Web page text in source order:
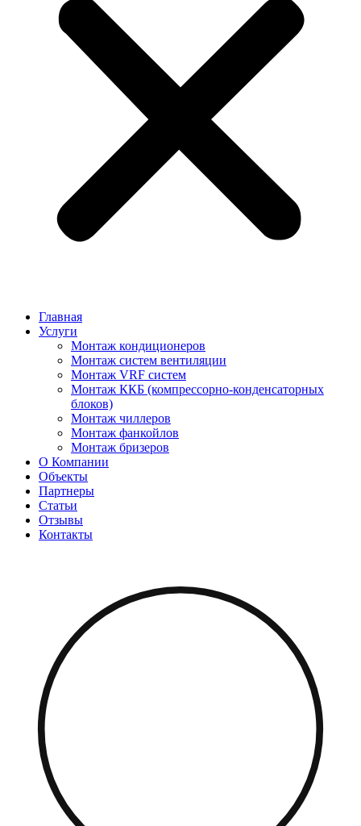
Главная
Услуги
Монтаж кондиционеров
Монтаж cистем вентиляции
Монтаж VRF систем
Монтаж ККБ (компрессорно-конденсаторных
блоков)
Монтаж чиллеров
Монтаж фанкойлов
Монтаж бризеров
О Компании
Объекты
Партнеры
Статьи
Отзывы
Контакты